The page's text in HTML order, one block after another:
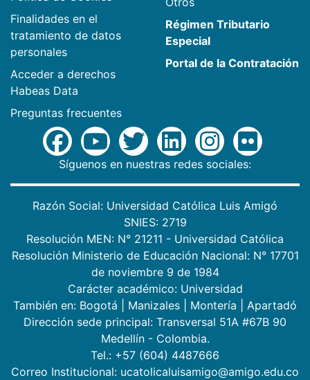
Finalidades en el
tratamiento de datos
personales
Acceder a derechos
Habeas Data
Preguntas frecuentes
Régimen Tributario
Especial
Portal de la Contratación
Síguenos en nuestras redes sociales:
Razón Social: Universidad Católica Luis Amigó
SNIES: 2719
Resolución MEN: N° 21211 - Universidad Católica
Resolución Ministerio de Educación Nacional: N° 17701
de noviembre 9 de 1984
Carácter académico: Universidad
También en: Bogotá Manizales Montería
Apartadó
Dirección sede principal: Transversal 51A #67B 90
Medellín - Colombia.
Tel.: +57 (604) 4487666
Correo Institucional: ucatolicaluisamigo@amigo.edu.co